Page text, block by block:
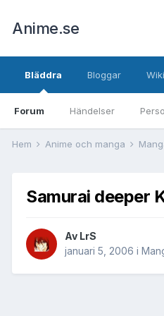
Anime.se
Bläddra
Forum Händelser
Bloggar Wiki
Hem Anime och manga
Samurai deeper
Av LrS
januari 5, 2006 i